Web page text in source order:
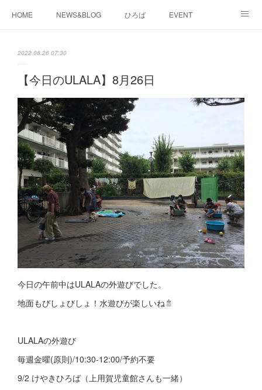
HOME NEWS&BLOG ひろば EVENT
2022.08.26 07:30
【今日のULALA】8月26日
今日の午前中はULALAの外遊びでした。
地面もびしょびしょ！水遊びが楽しいね🚿
ULALAの外遊び
毎週金曜(原則)/10:30-12:00/予約不要
9/2 けやきひろば（上用賀児童館さんも一緒）